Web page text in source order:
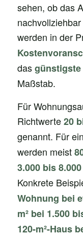
sehen, ob das
werden in der
dasgünstigste
Maßstab.
Für
Richtwerte20
genannt. Für
werden meist
3.000 bis
Konkrete
Wohnung bei
m² bei 1.500
120-m²-Haus